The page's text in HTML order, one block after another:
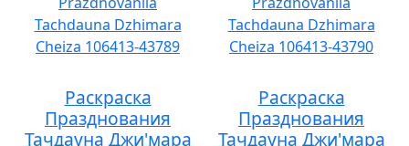
Раскраска
Празднования
Тачдауна Джи'мара
Раскраска
Празднования
Тачдауна Джи'мара